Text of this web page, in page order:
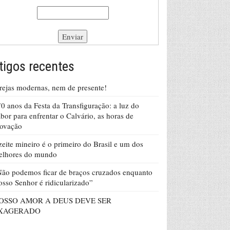
recentes
modernas, nem de presente!
anos da Festa da Transfiguração: a luz do
para enfrentar o Calvário, as horas de
mineiro é o primeiro do Brasil e um dos
do mundo
podemos ficar de braços cruzados enquanto
Senhor é ridicularizado”
AMOR A DEUS DEVE SER